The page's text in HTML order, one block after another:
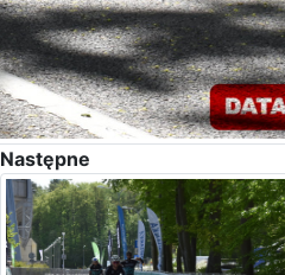
Następne